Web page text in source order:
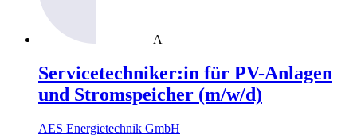
A
Servicetechniker:in für PV-Anlagen
und Stromspeicher (m/w/d)
AES Energietechnik GmbH